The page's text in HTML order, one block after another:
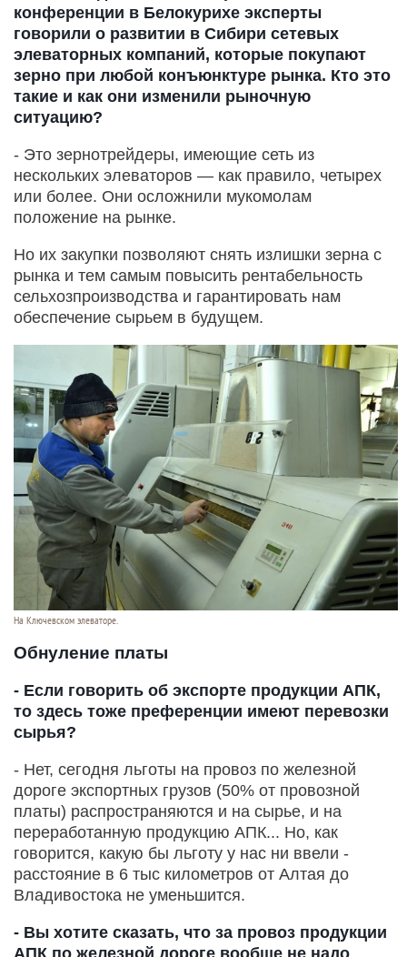
конференции в Белокурихе эксперты
говорили о развитии в Сибири сетевых
элеваторных компаний, которые покупают
зерно при любой конъюнктуре рынка. Кто это
такие и как они изменили рыночную
ситуацию?
- Это зернотрейдеры, имеющие сеть из
нескольких элеваторов — как правило, четырех
или более. Они осложнили мукомолам
положение на рынке.
Но их закупки позволяют снять излишки зерна с
рынка и тем самым повысить рентабельность
сельхозпроизводства и гарантировать нам
обеспечение сырьем в будущем.
На Ключевском элеваторе.
Обнуление платы
- Если говорить об экспорте продукции АПК,
то здесь тоже преференции имеют перевозки
сырья?
- Нет, сегодня льготы на провоз по железной
дороге экспортных грузов (50% от провозной
платы) распространяются и на сырье, и на
переработанную продукцию АПК... Но, как
говорится, какую бы льготу у нас ни ввели -
расстояние в 6 тыс километров от Алтая до
Владивостока не уменьшится.
- Вы хотите сказать, что за провоз продукции